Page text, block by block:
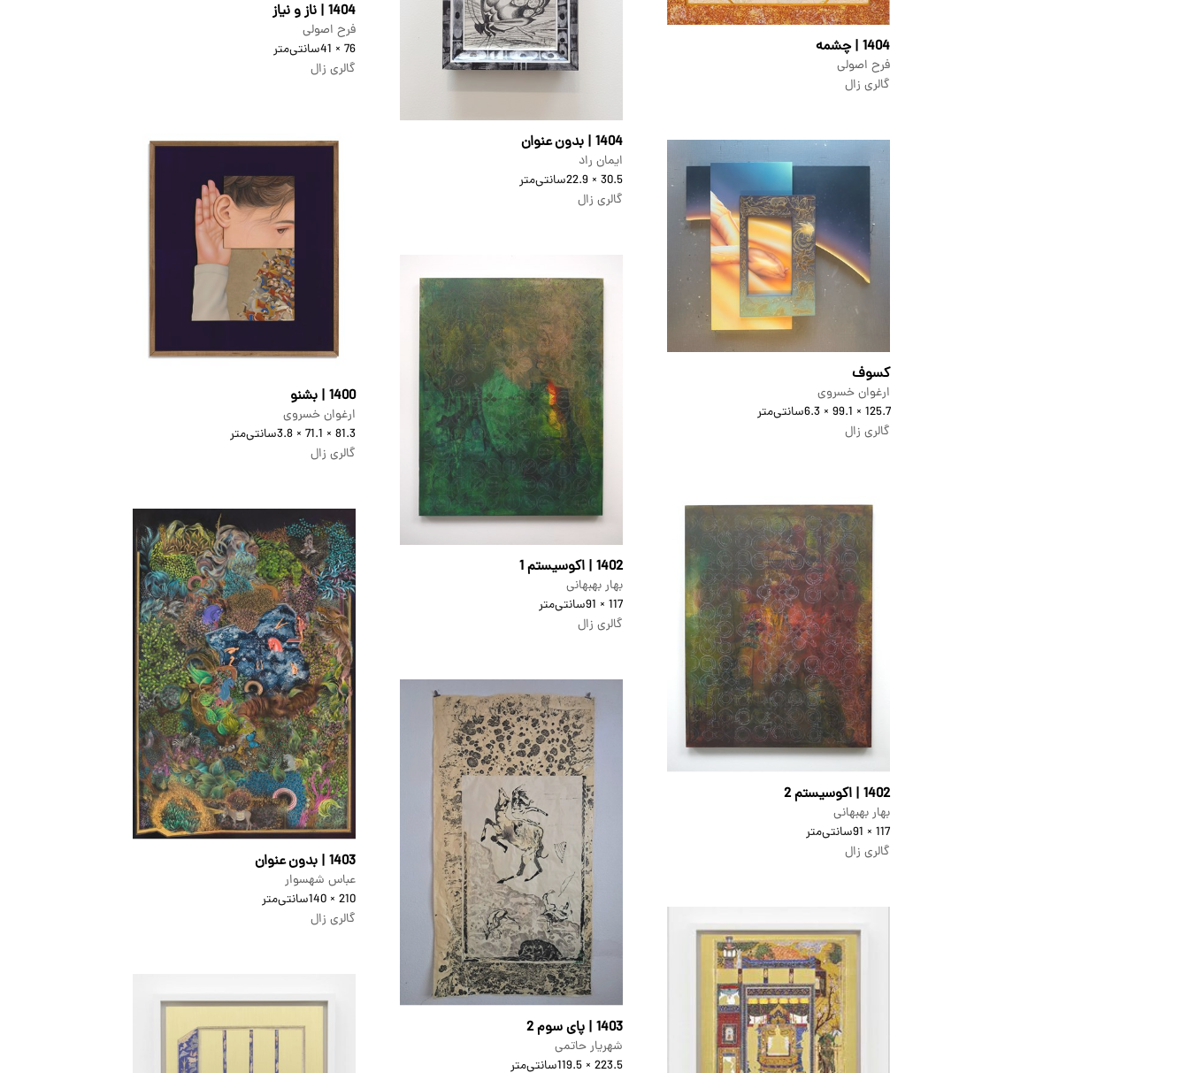
1404 | ناز و نیاز
فرح اصولی
76 × 41
سانتی‌متر
گالری زال
1404 | چشمه
فرح اصولی
گالری زال
1404 | بدون عنوان
ایمان راد
30.5 × 22.9
سانتی‌متر
گالری زال
1400 | بشنو
ارغوان خسروی
81.3 × 71.1 × 3.8
سانتی‌متر
گالری زال
کسوف
ارغوان خسروی
125.7 × 99.1 × 6.3
سانتی‌متر
گالری زال
1402 | اکوسیستم 1
بهار بهبهانی
117 × 91
سانتی‌متر
گالری زال
1402 | اکوسیستم 2
بهار بهبهانی
117 × 91
سانتی‌متر
گالری زال
1403 | بدون عنوان
عباس شهسوار
210 × 140
سانتی‌متر
گالری زال
1403 | پای سوم 2
شهریار حاتمی
223.5 × 119.5
سانتی‌متر